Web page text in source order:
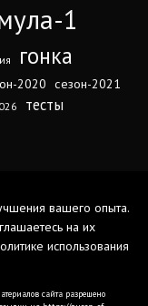
1
гонка
2020 сезон-2021
тесты
вашего опыта.
на их
использования
сайта разрешено